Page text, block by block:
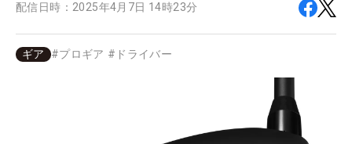
配信日時： 2025年4月7日 14時23分
ギア #プロギア # ドライバー